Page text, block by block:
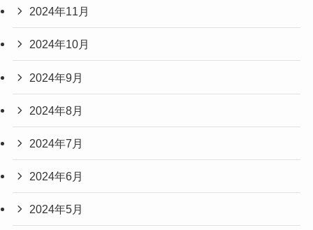
2024年11月
2024年10月
2024年9月
2024年8月
2024年7月
2024年6月
2024年5月